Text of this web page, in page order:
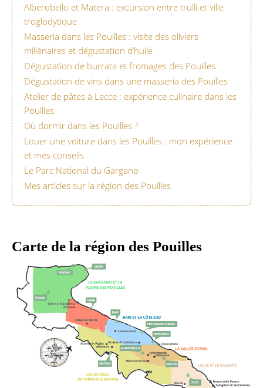
Alberobello et Matera : excursion entre trulli et ville
troglodytique
Masseria dans les Pouilles : visite des oliviers
millénaires et dégustation d’huile
Dégustation de burrata et fromages des Pouilles
Dégustation de vins dans une masseria des Pouilles
Atelier de pâtes à Lecce : expérience culinaire dans les
Pouilles
Où dormir dans les Pouilles ?
Louer une voiture dans les Pouilles : mon expérience
et mes conseils
Le Parc National du Gargano
Mes articles sur la région des Pouilles
Carte de la région des Pouilles